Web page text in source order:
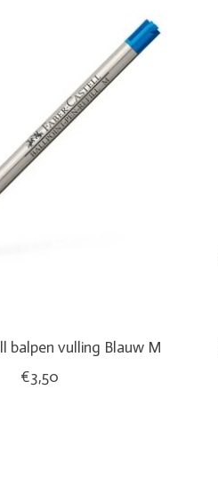
balpen vulling Blauw M
€3,50